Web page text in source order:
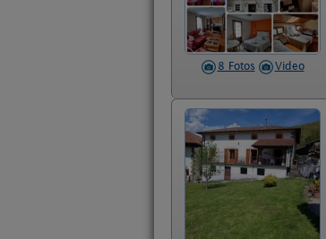
8 Fotos Video